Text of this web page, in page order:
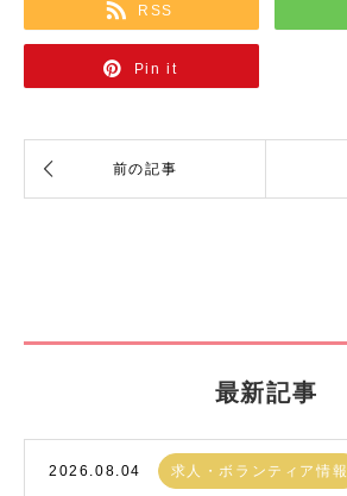
RSS
Pin it
最新記事
2026.08.04 求人・ボランティア情報